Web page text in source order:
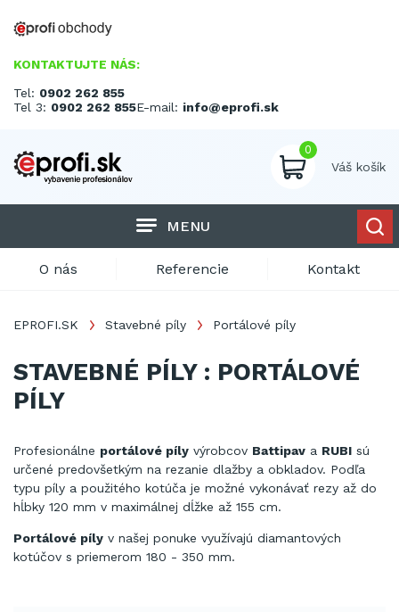
KONTAKTUJTE NÁS:
Tel: 0902 262 855
Tel 3: 0902 262 855E-mail: info@eprofi.sk
0
Váš košík
MENU
O nás Referencie Kontakt
EPROFI.SK Stavebné píly Portálové píly
STAVEBNÉ PÍLY : PORTÁLOVÉ
PÍLY
Profesionálne portálové píly výrobcov Battipav a RUBI sú
určené predovšetkým na rezanie dlažby a obkladov. Podľa
typu píly a použitého kotúča je možné vykonávať rezy až do
hĺbky 120 mm v maximálnej dĺžke až 155 cm.
Portálové píly v našej ponuke využívajú diamantových
kotúčov s priemerom 180 - 350 mm.